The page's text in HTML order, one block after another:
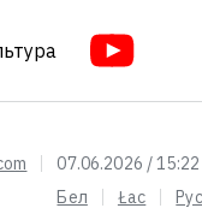
07.06.2026 / 15:22
Бел
Łac Рус